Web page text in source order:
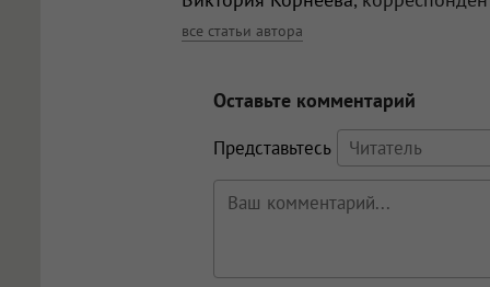
все статьи автора
Оставьте комментарий
Представьтесь